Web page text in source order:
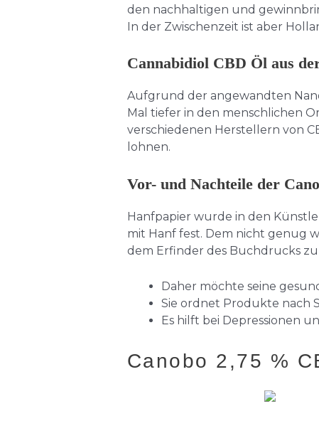
den nachhaltigen und
In der Zwischenzeit ist aber
Cannabidiol CBD Öl aus
Aufgrund der angewandten
Mal tiefer in den menschlichen
verschiedenen Herstellern von
lohnen.
Vor- und Nachteile der
Hanfpapier wurde in den
mit Hanf fest. Dem nicht genug
dem Erfinder des Buchdrucks
Daher möchte seine
Sie ordnet Produkte nach
Es hilft bei Depressionen
Canobo 2,75 %